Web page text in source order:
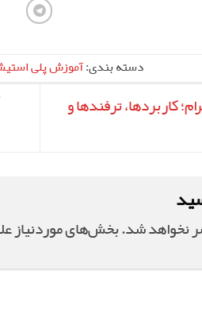
دسته بندی:آموزش پلی
کاربردها، ترفندها و
نخواهد شد.بخش‌های موردنیاز